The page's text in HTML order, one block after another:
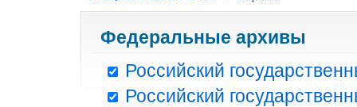
Федеральные архивы
Российский
Российский